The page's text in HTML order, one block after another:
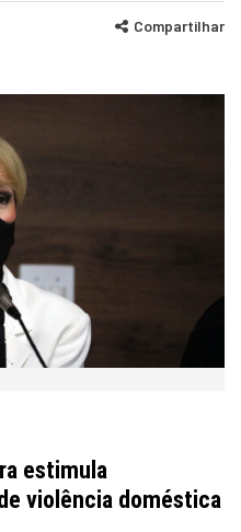
Compartilhar
estimula
violência doméstica